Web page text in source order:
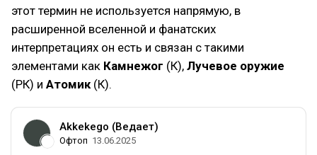
этот термин не используется напрямую, в
расширенной вселенной и фанатских
интерпретациях он есть и связан с такими
элементами как Камнежог (К), Лучевое оружие
(РК) и Атомик (К).
Akkekego (Ведает)
Офтоп 13.06.2025